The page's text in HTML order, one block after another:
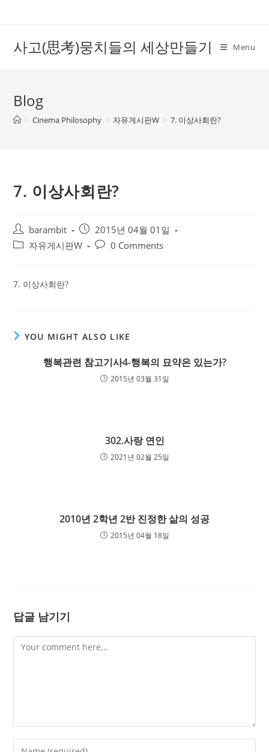
사고(思考)뭉치들의 세상만들기 Menu
Blog
> Cinema Philosophy > 자유게시판W > 7. 이상사회란?
7. 이상사회란?
Post
author:
barambit
Post
published:
2015년 04월 01일
Post자유게시판W
Post0 Comments
7. 이상사회란?
YOU MIGHT ALSO LIKE
행복관련 참고기사4-행복의 묘약은 있는가?
2015년 03월 31일
302.사랑 연인
2021년 02월 25일
2010년 2학년 2반 진정한 삶의 성공
2015년 04월 18일
답글 남기기
Comment
Enter